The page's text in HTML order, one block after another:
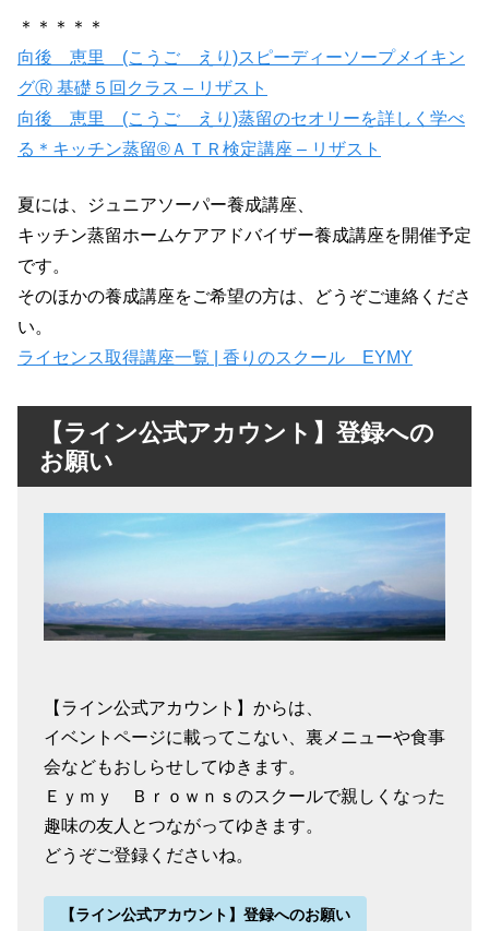
＊＊＊＊＊
向後 恵里 (こうご えり)スピーディーソープメイキン
グⓇ 基礎５回クラス – リザスト
向後 恵里 (こうご えり)蒸留のセオリーを詳しく学べ
る＊キッチン蒸留®ＡＴＲ検定講座 – リザスト
夏には、ジュニアソーパー養成講座、
キッチン蒸留ホームケアアドバイザー養成講座を開催予定
です。
そのほかの養成講座をご希望の方は、どうぞご連絡くださ
い。
ライセンス取得講座一覧 | 香りのスクール EYMY
【ライン公式アカウント】登録への
お願い
【ライン公式アカウント】からは、
イベントページに載ってこない、裏メニューや食事
会などもおしらせしてゆきます。
Ｅｙｍｙ Ｂｒｏｗｎｓのスクールで親しくなった
趣味の友人とつながってゆきます。
どうぞご登録くださいね。
【ライン公式アカウント】登録へのお願い